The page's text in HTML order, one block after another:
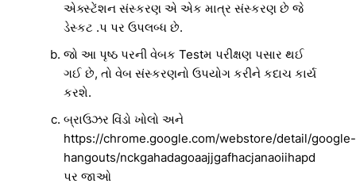
એક્સ્ટેંશન સંસ્કરણ એ એક માત્ર સંસ્કરણ છે જે
ડેસ્કટ .પ પર ઉપલબ્ધ છે.
જો આ પૃષ્ઠ પરની વેબક Testમ પરીક્ષણ પસાર થઈ
ગઈ છે, તો વેબ સંસ્કરણનો ઉપયોગ કરીને કદાચ કાર્ય
કરશે.
બ્રાઉઝર વિંડો ખોલો અને
https://chrome.google.com/webstore/detail/google-
hangouts/nckgahadagoaajjgafhacjanaoiihapd
પર જાઓ